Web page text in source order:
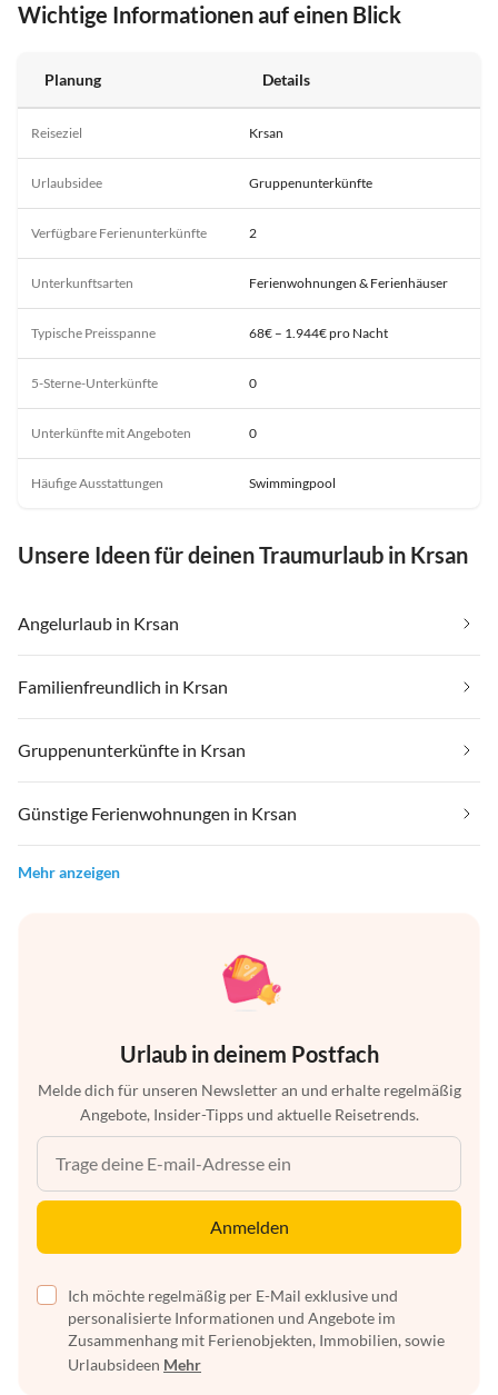
Wichtige Informationen auf einen Blick
Planung Details
Reiseziel Krsan
Urlaubsidee Gruppenunterkünfte
Verfügbare Ferienunterkünfte 2
Unterkunftsarten Ferienwohnungen & Ferienhäuser
Typische Preisspanne 68€ – 1.944€ pro Nacht
5-Sterne-Unterkünfte 0
Unterkünfte mit Angeboten 0
Häufige Ausstattungen Swimmingpool
Unsere Ideen für deinen Traumurlaub in Krsan
Angelurlaub in Krsan
Familienfreundlich in Krsan
Gruppenunterkünfte in Krsan
Günstige Ferienwohnungen in Krsan
Mehr anzeigen
Urlaub in deinem Postfach
Melde dich für unseren Newsletter an und erhalte regelmäßig
Angebote, Insider-Tipps und aktuelle Reisetrends.
Anmelden
Ich möchte regelmäßig per E-Mail exklusive und
personalisierte Informationen und Angebote im
Zusammenhang mit Ferienobjekten, Immobilien, sowie
Urlaubsideen Mehr